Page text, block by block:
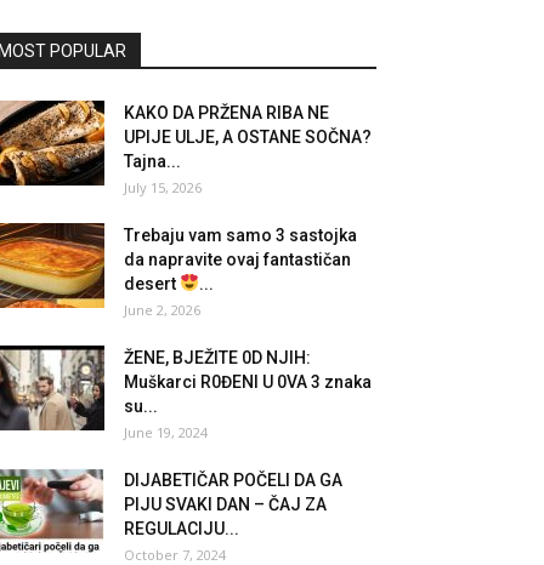
MOST POPULAR
KAKO DA PRŽENA RIBA NE
UPIJE ULJE, A OSTANE SOČNA?
Tajna...
July 15, 2026
Trebaju vam samo 3 sastojka
da napravite ovaj fantastičan
desert
...
June 2, 2026
ŽENE, BJEŽITE 0D NJIH:
Muškarci R0ĐENI U 0VA 3 znaka
su...
June 19, 2024
DIJABETIČAR POČELI DA GA
PIJU SVAKI DAN – ČAJ ZA
REGULACIJU...
October 7, 2024